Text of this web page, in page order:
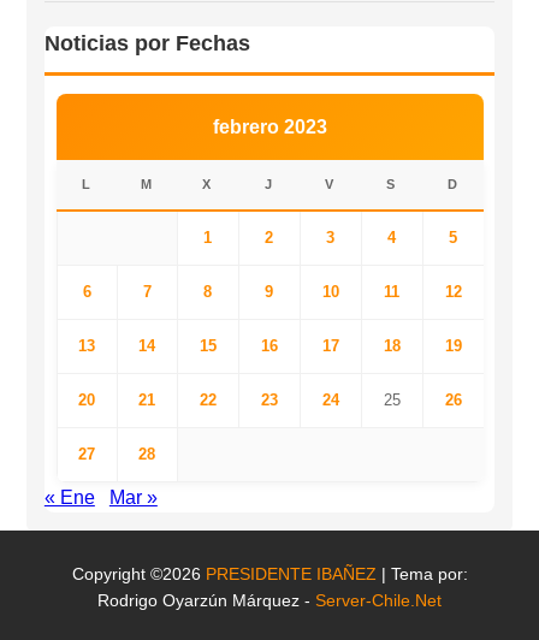
Noticias por Fechas
febrero 2023
L M X J V S D
1 2 3 4 5
6 7 8 9 10 11 12
13 14 15 16 17 18 19
20 21 22 23 24 25 26
27 28
« Ene Mar »
Copyright ©2026 PRESIDENTE IBAÑEZ | Tema por:
Rodrigo Oyarzún Márquez - Server-Chile.Net